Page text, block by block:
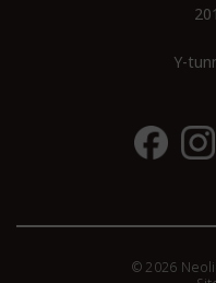
Y-
© 2026